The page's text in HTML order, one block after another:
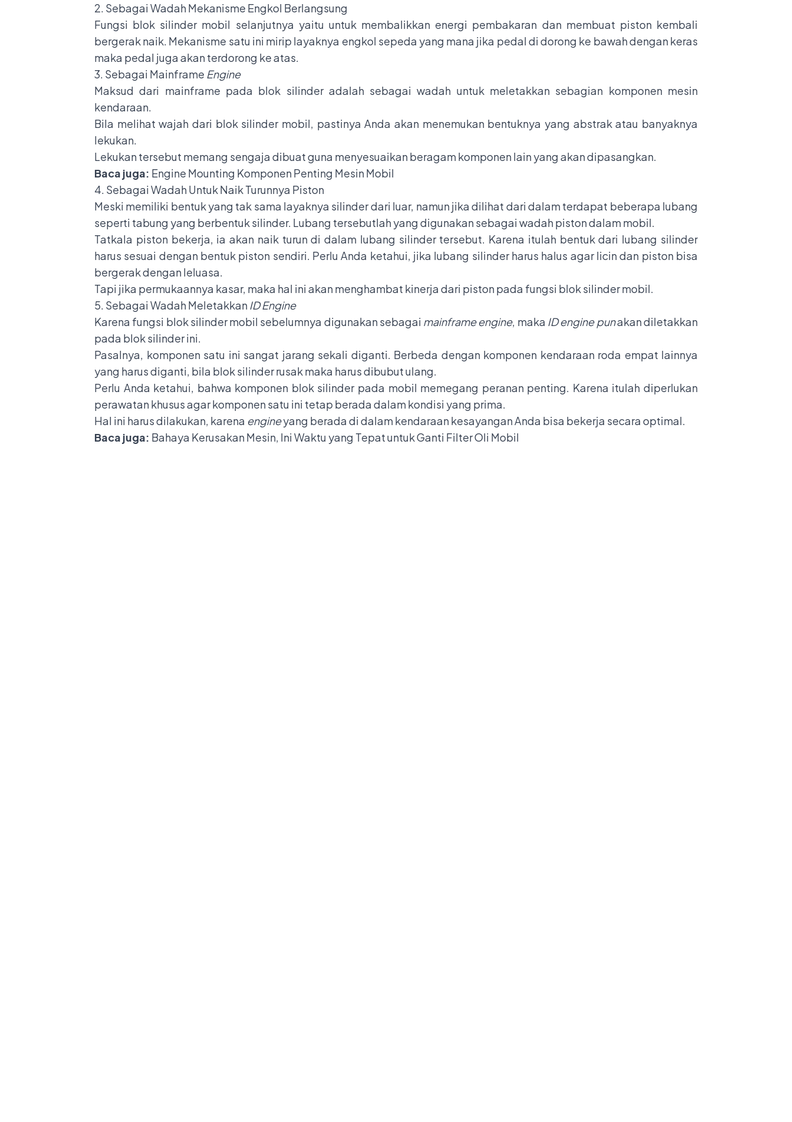
2. Sebagai Wadah Mekanisme Engkol Berlangsung
Fungsi blok silinder mobil selanjutnya yaitu untuk membalikkan energi pembakaran dan membuat piston kembali
bergerak naik. Mekanisme satu ini mirip layaknya engkol sepeda yang mana jika pedal di dorong ke bawah dengan keras
maka pedal juga akan terdorong ke atas.
3. Sebagai Mainframe Engine
Maksud dari mainframe pada blok silinder adalah sebagai wadah untuk meletakkan sebagian komponen mesin
kendaraan.
Bila melihat wajah dari blok silinder mobil, pastinya Anda akan menemukan bentuknya yang abstrak atau banyaknya
lekukan.
Lekukan tersebut memang sengaja dibuat guna menyesuaikan beragam komponen lain yang akan dipasangkan.
Baca juga: Engine Mounting Komponen Penting Mesin Mobil
4. Sebagai Wadah Untuk Naik Turunnya Piston
Meski memiliki bentuk yang tak sama layaknya silinder dari luar, namun jika dilihat dari dalam terdapat beberapa lubang
seperti tabung yang berbentuk silinder. Lubang tersebutlah yang digunakan sebagai wadah piston dalam mobil.
Tatkala piston bekerja, ia akan naik turun di dalam lubang silinder tersebut. Karena itulah bentuk dari lubang silinder
harus sesuai dengan bentuk piston sendiri. Perlu Anda ketahui, jika lubang silinder harus halus agar licin dan piston bisa
bergerak dengan leluasa.
Tapi jika permukaannya kasar, maka hal ini akan menghambat kinerja dari piston pada fungsi blok silinder mobil.
5. Sebagai Wadah Meletakkan ID Engine
Karena fungsi blok silinder mobil sebelumnya digunakan sebagai mainframe engine, maka ID engine punakan diletakkan
pada blok silinder ini.
Pasalnya, komponen satu ini sangat jarang sekali diganti. Berbeda dengan komponen kendaraan roda empat lainnya
yang harus diganti, bila blok silinder rusak maka harus dibubut ulang.
Perlu Anda ketahui, bahwa komponen blok silinder pada mobil memegang peranan penting. Karena itulah diperlukan
perawatan khusus agar komponen satu ini tetap berada dalam kondisi yang prima.
Hal ini harus dilakukan, karena engineyang berada di dalam kendaraan kesayangan Anda bisa bekerja secara optimal.
Baca juga: Bahaya Kerusakan Mesin, Ini Waktu yang Tepat untuk Ganti Filter Oli Mobil